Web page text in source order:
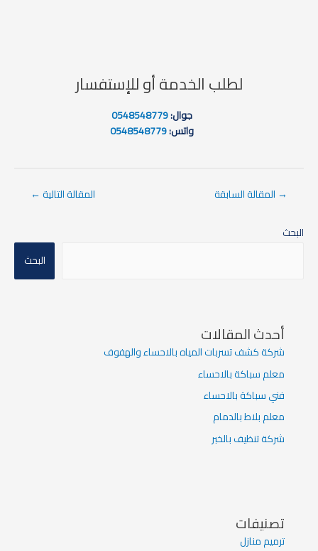
لطلب الخدمة أو للإستفسار
جوال:0548548779
واتس:0548548779
→ المقالة السابقة المقالة التالية←
البحث
البحث
أحدث المقالات
شركة كشف تسربات المياه بالاحساء والهفوف
معلم سباكة بالاحساء
فني سباكة بالاحساء
معلم بلاط بالدمام
شركة تنظيف بالخبر
تصنيفات
ترميم منازل